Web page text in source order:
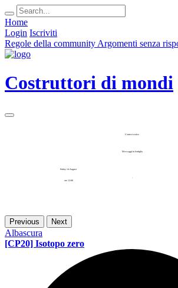
Home
Login Iscriviti
Regole della community Argomenti senza
Costruttori di mondi
Contest estivo
Messaggi in bottiglia
Friday 14 August
ore 12:00
Previous Next
Albascura
[CP20] Isotopo zero